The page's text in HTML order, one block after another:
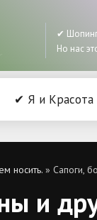
✔
Но нас
✔ Я и Красота
носить. » Сапоги,
и